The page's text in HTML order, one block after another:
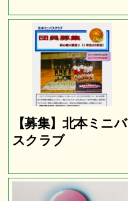
【募集】北本ミニバ
スクラブ